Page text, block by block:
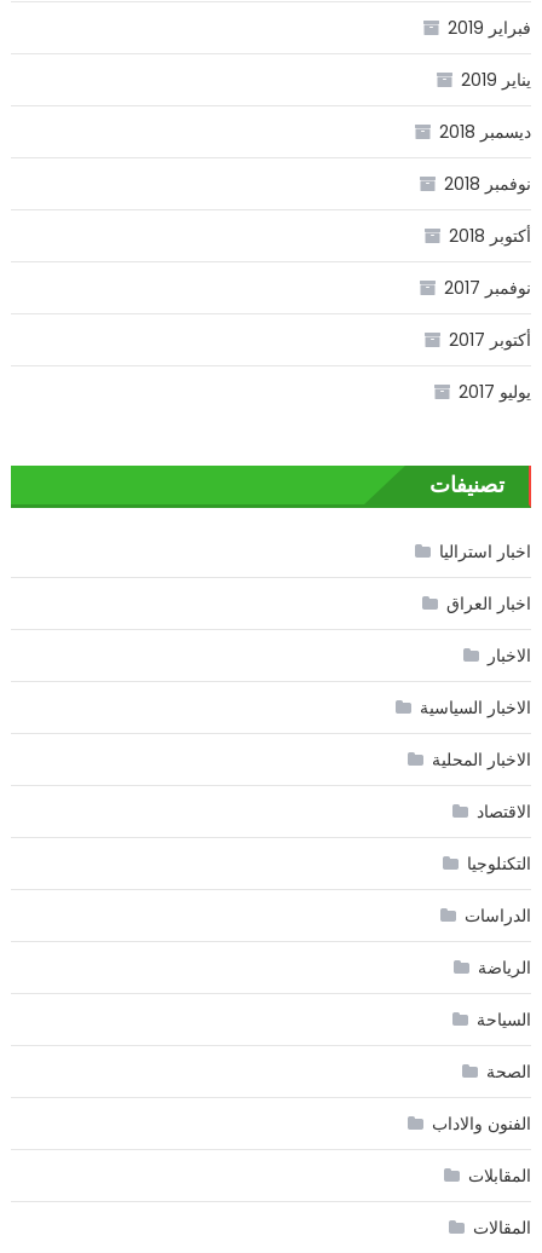
فبراير 2019
يناير 2019
ديسمبر 2018
نوفمبر 2018
أكتوبر 2018
نوفمبر 2017
أكتوبر 2017
يوليو 2017
تصنيفات
اخبار استراليا
اخبار العراق
الاخبار
الاخبار السياسية
الاخبار المحلية
الاقتصاد
التكنلوجيا
الدراسات
الرياضة
السياحة
الصحة
الفنون والاداب
المقابلات
المقالات